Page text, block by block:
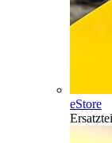
eStore